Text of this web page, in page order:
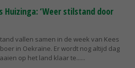
Huizinga: ‘Weer stilstand door
vallen samen in de week van Kees
in Oekraïne. Er wordt nog altijd dag
op het land klaar te...